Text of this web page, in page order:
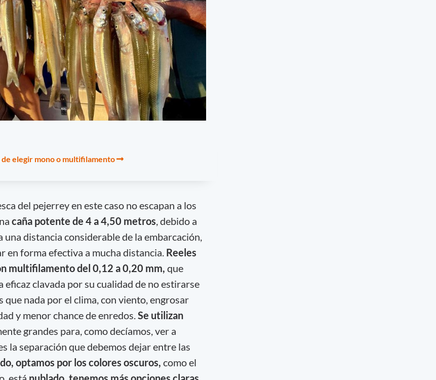
elegir mono o multifilamento
del pejerrey en este caso no escapan a los
caña potente de 4 a 4,50 metros , debido a
una distancia considerable de la embarcación,
en forma efectiva a mucha distancia. Reeles
multifilamento del 0,12 a 0,20 mm, que
clavada por su cualidad de no estirarse
nada por el clima, con viento, engrosar
y menor chance de enredos. Se utilizan
grandes para, como decíamos, ver a
la separación que debemos dejar entre las
optamos por los colores oscuros, como el